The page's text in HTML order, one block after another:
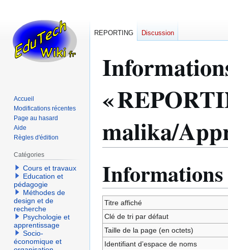
«
malika/
navigation
recherche
Informations
Titre affiché
Clé de tri par défaut
Taille de la page (en octets)
Identifiant dʼespace de noms
REPORTING Discussion
Accueil
Modifications récentes
Page au hasard
Aide
Règles d'édition
Catégories
Cours et travaux
Education et
pédagogie
Méthodes de
design et de
recherche
Psychologie et
apprentissage
Socio-
économique et